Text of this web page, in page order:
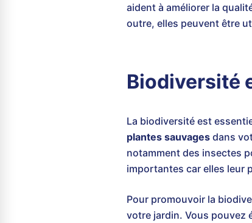
aident à améliorer la
outre, elles peuvent être
Biodiversité
La biodiversité est
plantes sauvages dans
notamment des insectes
importantes car elles leur
Pour promouvoir la
votre jardin. Vous pouvez